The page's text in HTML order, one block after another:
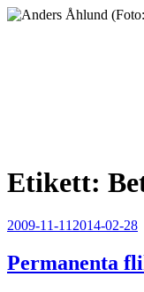
Hoppa
Etikett:
Publicerat
2009-11-112014-02-28
Permanenta